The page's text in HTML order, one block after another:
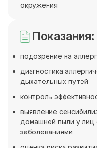
окружения
Показания:
подозрение на
диагностика
дыхательных путей
контроль
выявление
домашней пыли у лиц
заболеваниями